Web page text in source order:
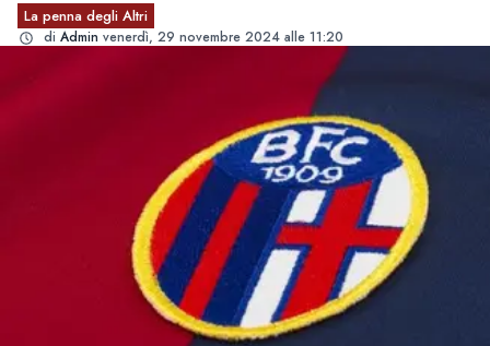
La penna degli Altri
di Admin venerdì, 29 novembre 2024 alle 11:20